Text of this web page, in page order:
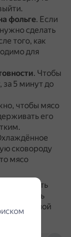
фольге. Если
сделать
того, как
для
. Чтобы
за 5 минут до
чтобы мясо
его
сковороду
мясо
следовать
идеальной